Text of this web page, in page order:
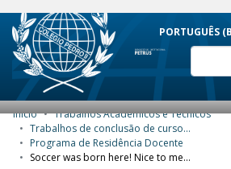
BRAZIL
Simplifique!
Comunica BR
Participe
Acesso à informação
Legislação
PORTUGUÊS
COMUNIDADES E COLEÇÕES
NAVEGAR
Início
Trabalhos Acadêmicos e Técnicos
Trabalhos de conclusão de curso de Especialização
Programa de Residência Docente
Soccer was born here! Nice to meet you! My name is Bangu!